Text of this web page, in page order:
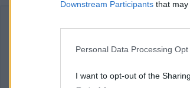
Downstream Participants that may
Personal Data Processing
I want to opt-out of the
schmecken noch besser, wenn frische, gehackte
leckeren Spieße schon vor den Sommer genießen
Grillstufe zubereiten.